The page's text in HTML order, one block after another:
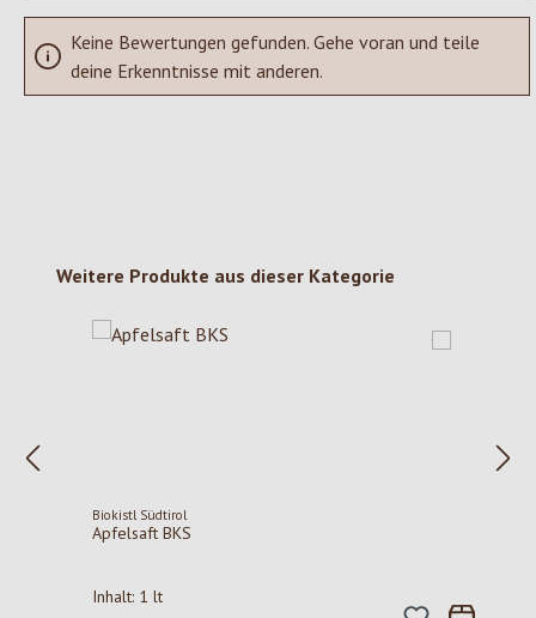
Keine Bewertungen gefunden. Gehe voran und teile
deine Erkenntnisse mit anderen.
Produktgalerie überspringen
Weitere Produkte aus dieser Kategorie
Biokistl Südtirol
Apfelsaft BKS
Inhalt: 1 lt